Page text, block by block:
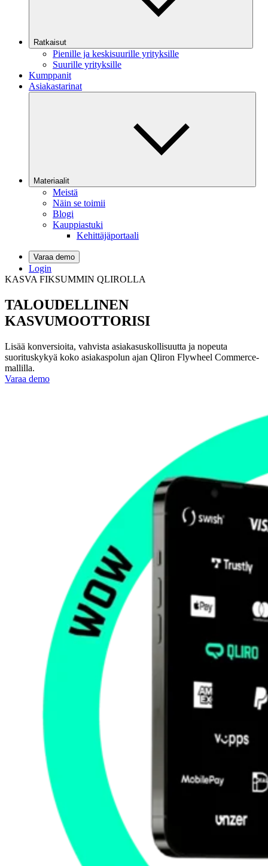
Ratkaisut
Pienille ja keskisuurille yrityksille
Suurille yrityksille
Kumppanit
Asiakastarinat
Materiaalit
Meistä
Näin se toimii
Blogi
Kauppiastuki
Kehittäjäportaali
Varaa demo
Login
KASVA FIKSUMMIN QLIROLLA
TALOUDELLINEN
KASVUMOOTTORISI
Lisää konversioita, vahvista asiakasuskollisuutta ja nopeuta
suorituskykyä koko asiakaspolun ajan Qliron Flywheel Commerce-
mallilla.
Varaa demo